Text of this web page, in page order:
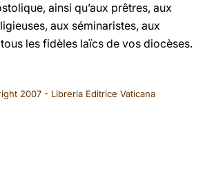
ainsi qu’aux prêtres, aux
aux séminaristes, aux
les fidèles laïcs de vos diocèses.
2007 - Libreria Editrice Vaticana